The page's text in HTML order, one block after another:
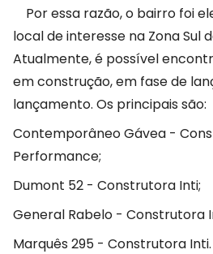
Por essa razão, o bairro foi
local de interesse na Zona Sul
Atualmente, é possível
em construção, em fase de
lançamento. Os principais são:
Contemporâneo Gávea -
Performance;
Dumont 52 - Construtora Inti;
General Rabelo - Construtora
Marquês 295 - Construtora Inti.